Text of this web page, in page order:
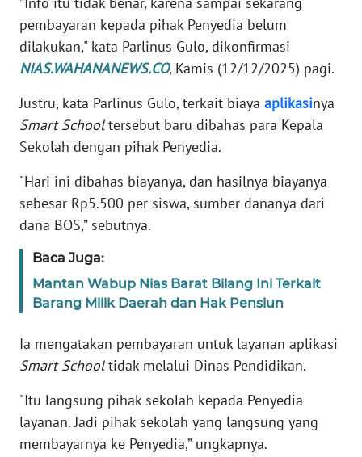
pembayaran kepada pihak Penyedia belum
dilakukan," kata Parlinus Gulo, dikonfirmasi
NIAS.WAHANANEWS.CO, Kamis (12/12/2025) pagi.
Justru, kata Parlinus Gulo, terkait biaya aplikasinya
Smart Schooltersebut baru dibahas para Kepala
Sekolah dengan pihak Penyedia.
"Hari ini dibahas biayanya, dan hasilnya biayanya
sebesar Rp5.500 per siswa, sumber dananya dari
dana BOS,” sebutnya.
Baca Juga:
Mantan Wabup Nias Barat Bilang Ini Terkait
Barang Milik Daerah dan Hak Pensiun
Ia mengatakan pembayaran untuk layanan aplikasi
Smart Schooltidak melalui Dinas Pendidikan.
"Itu langsung pihak sekolah kepada Penyedia
layanan. Jadi pihak sekolah yang langsung yang
membayarnya ke Penyedia,” ungkapnya.
BARAT
WN
WN
SERAMBI
JAMBI
WN
WN
SULBAR